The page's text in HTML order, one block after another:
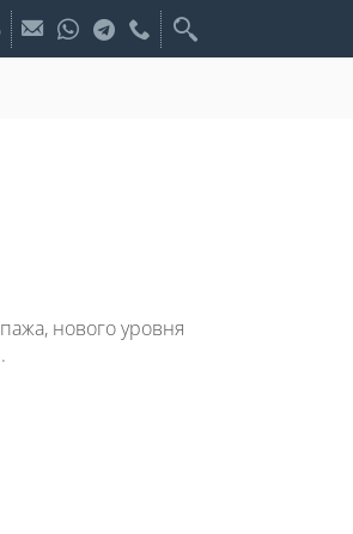
нового уровня